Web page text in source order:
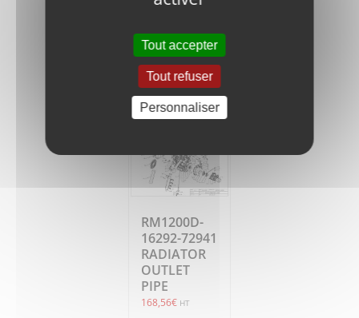
HT
Ajouter
au
panier
Détails
RM1200D-
16292-72941
RADIATOR
OUTLET
PIPE
168,56€ HT
Tout accepter
Tout refuser
Personnaliser